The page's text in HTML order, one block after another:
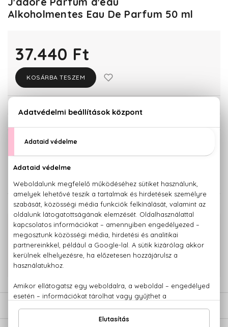
Alkoholmentes Eau De Parfum 50 ml
37.440 Ft
KOSÁRBA TESZEM
KISZERELÉS KIVÁLASZTÁSA
KAPCSOLÓDÓ TERMÉKEK
100% eredeti termékek,14 napos visszaküldési garanciával
Kérdésed van, elakadtál? Hívd ügyfélszolgálatunkat: +36 20
779 1926